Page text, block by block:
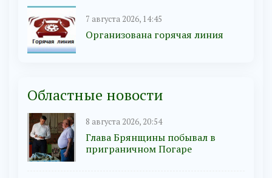
7 августа 2026, 14:45
Организована горячая линия
Областные новости
8 августа 2026, 20:54
Глава Брянщины побывал в
приграничном Погаре